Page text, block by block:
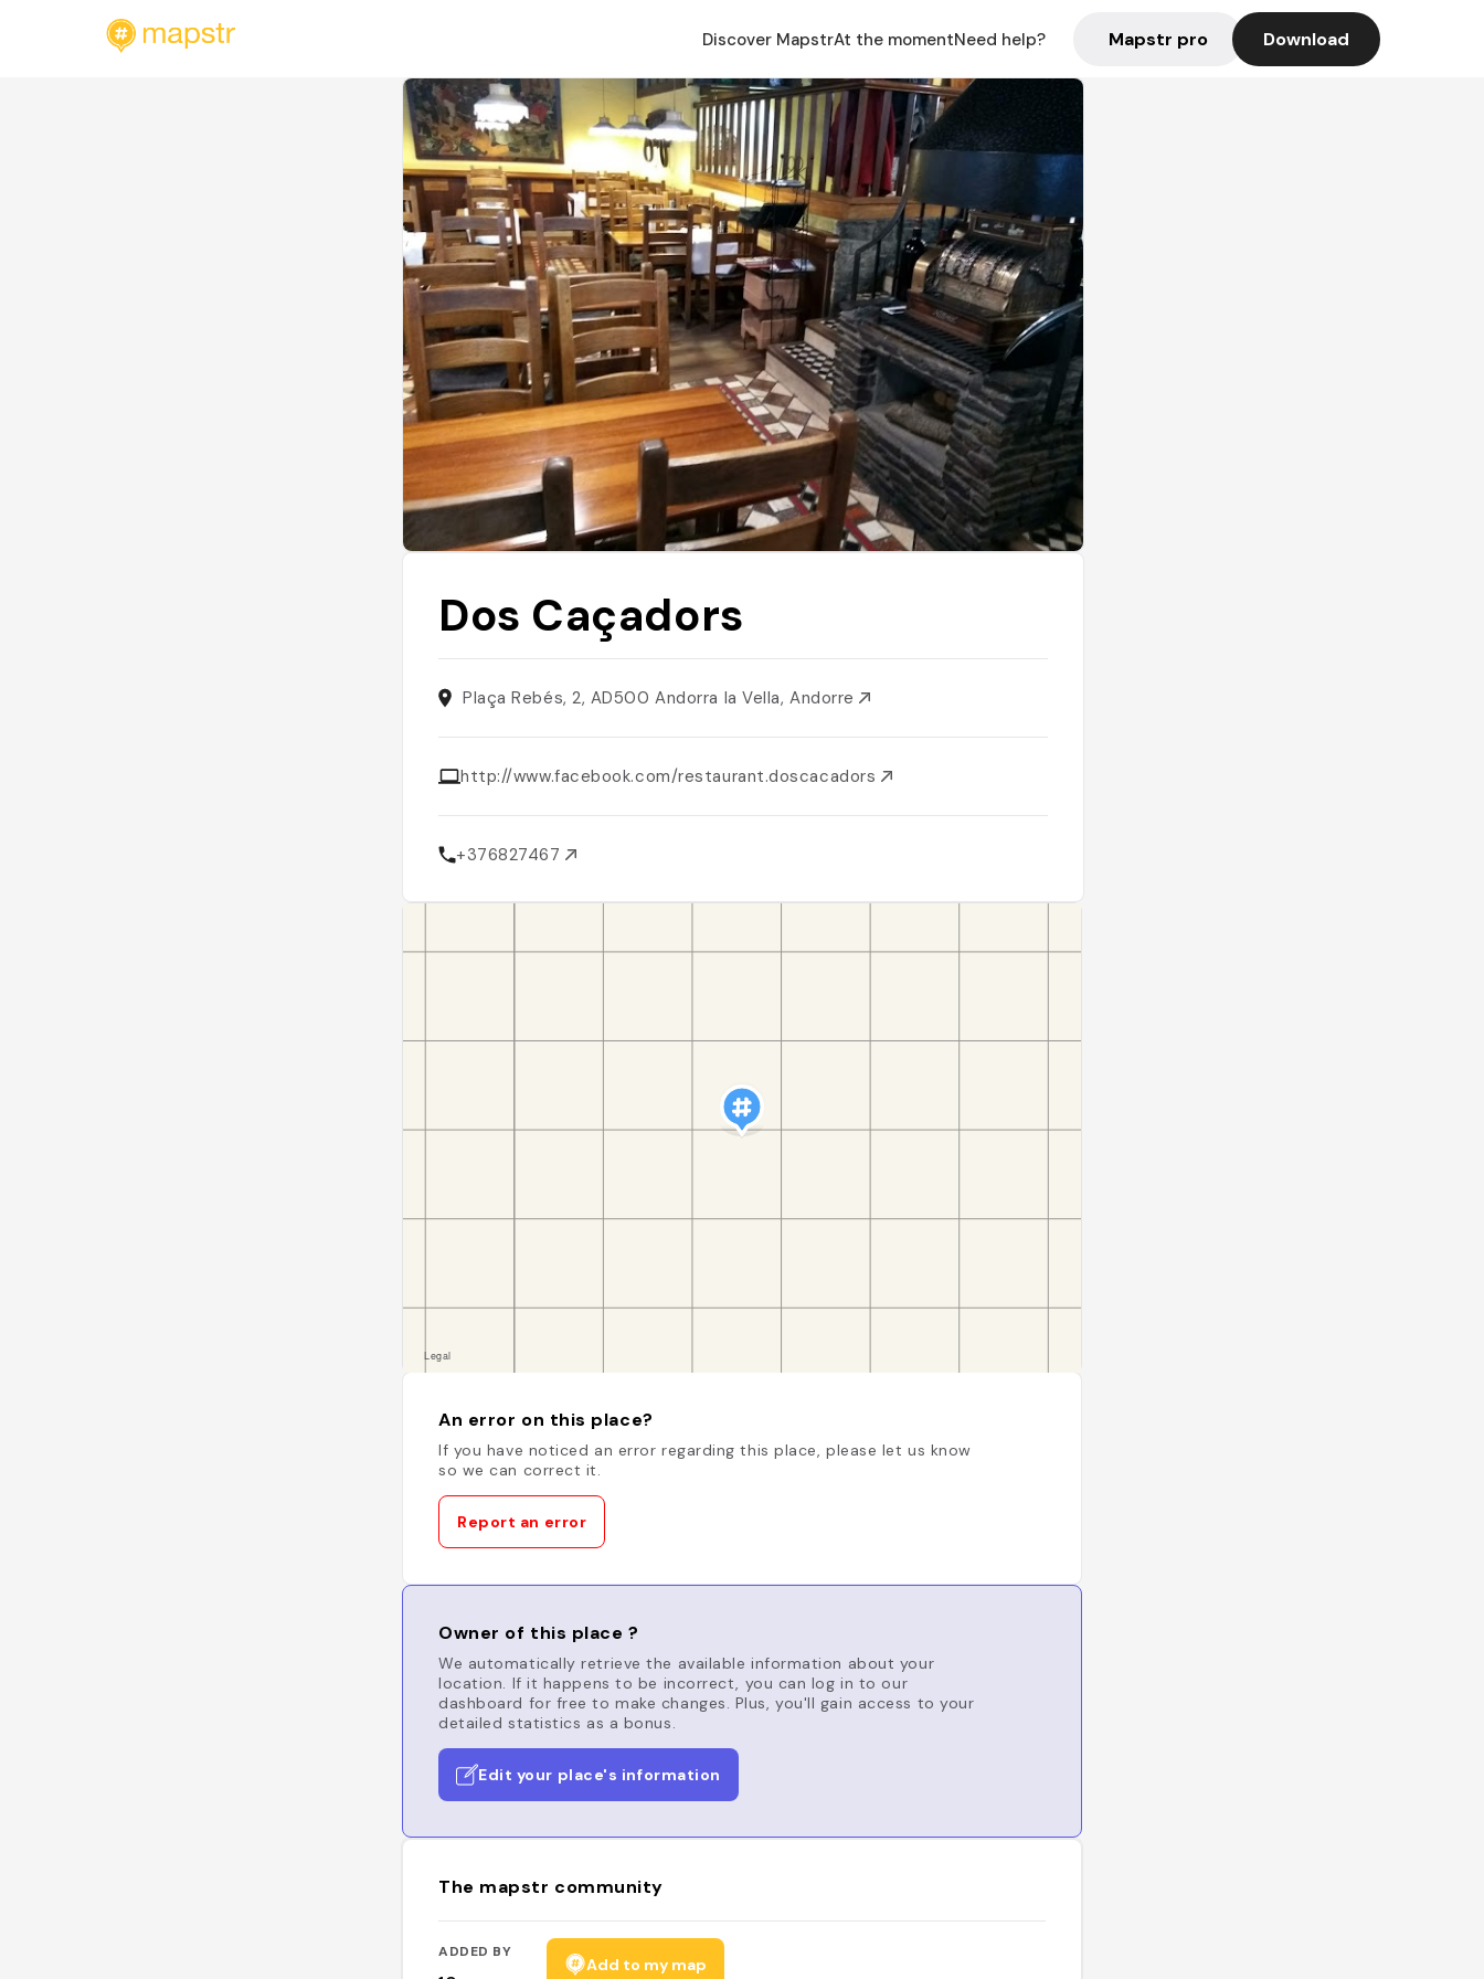
Discover MapstrAt the momentNeed help? Mapstr pro Download
Dos Caçadors
Plaça Rebés, 2, AD500 Andorra la Vella, Andorre
http://www.facebook.com/restaurant.doscacadors
+376827467
An error on this place?
If you have noticed an error regarding this place, please let us know
so we can correct it.
Report an error
Owner of this place ?
We automatically retrieve the available information about your
location. If it happens to be incorrect, you can log in to our
dashboard for free to make changes. Plus, you'll gain access to your
detailed statistics as a bonus.
Edit your place's information
The mapstr community
ADDED BY
Add to my map